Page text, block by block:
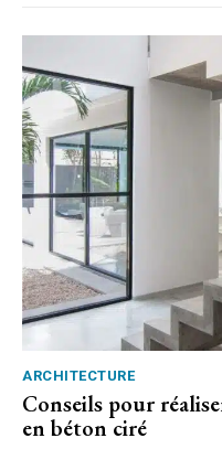
ARCHITECTURE
Conseils pour
en béton ciré